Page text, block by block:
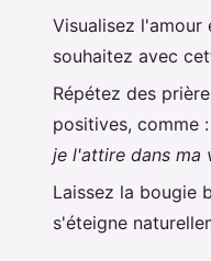
Visualisez l'amour
souhaitez avec
Répétez des
positives, comme
je l'attire dans ma
Laissez la bougie
s'éteigne